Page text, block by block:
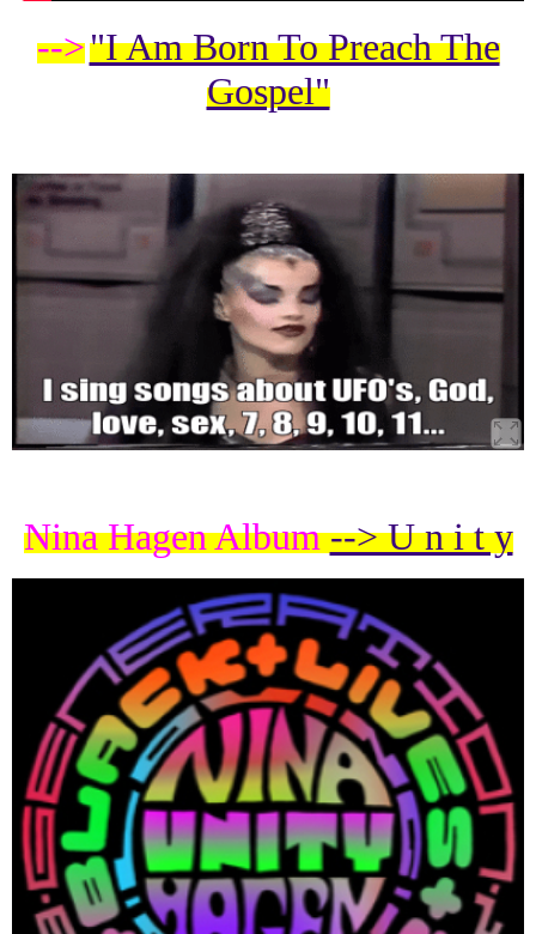
-->"I Am Born To Preach The
Gospel"
Nina Hagen Album--> U n i t y